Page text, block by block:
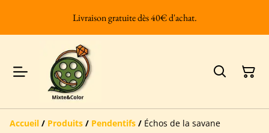
Livraison gratuite dès 40€ d'achat.
Accueil / Produits / Pendentifs / Échos de la savane